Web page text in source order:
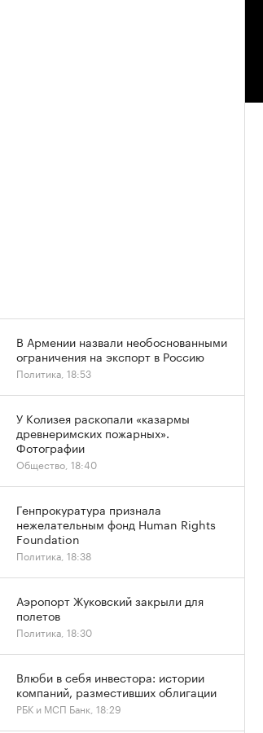
В Армении назвали необоснованными
ограничения на экспорт в Россию
Политика, 18:53
У Колизея раскопали «казармы
древнеримских пожарных».
Фотографии
Общество, 18:40
Генпрокуратура признала
нежелательным фонд Human Rights
Foundation
Политика, 18:38
Аэропорт Жуковский закрыли для
полетов
Политика, 18:30
Влюби в себя инвестора: истории
компаний, разместивших облигации
РБК и МСП Банк, 18:29